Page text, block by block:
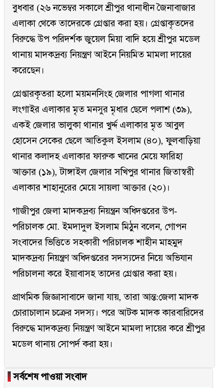
বুধবার (২৬ নভেম্বর সকালে শ্রীপুর থানাধীন জৈনাবাজার
এলাকা থেকে তাদেরকে গ্রেপ্তার করা হয়। গ্রেপ্তাকৃতদের
বিরুদ্ধে উপ পরিদর্শক জুয়েল মিয়া বাদি হয়ে শ্রীপুর মডেল
থানায় মাদকদ্রব্য নিয়ন্ত্রণ আইনে নিয়মিত মামলা দায়ের
করেছেন।
গ্রেপ্তারকৃতরা হলো ময়মনসিংহ জেলার পাগলা থানার
লংগাইর এলাকার মৃত মনসুর মৃধার ছেলে পলাশ (৩৯),
একই জেলার ভালুকা থানার খুর্দ্দ এলাকার মৃত আবুল
হোসেন সেকের ছেলে আতিকুল ইসলাম (৪০), ফুলবাড়িয়া
থানার কলাদহ এলাকার ফারুক খানের মেয়ে ফারিহা
আক্তার (১৯), টাঙ্গাইল জেলার সখিপুর থানার জিতাস্বরী
এলাকার শাহানুরের মেয়ে সায়লা আক্তার (২০)।
গাজীপুর জেলা মাদকদ্রব্য নিয়ন্ত্রন অধিদপ্তরের উপ-
পরিচালক মো. ইমদাদুল ইসলাম মিঠুন বলেন, গোপন
সংবাদের ভিত্তিতে সহকারী পরিচালক শাহীন মাহমুদ
মাদকদ্রব্য নিয়ন্ত্রণ অধিদপ্তরের সদস্যদের নিয়ে অভিযান
পরিচালনা করে ইয়াবাসহ তাদের গ্রেপ্তার করা হয়।
প্রাথমিক জিজ্ঞাসাবাদে জানা যায়, তারা আন্ত:জেলা মাদক
চোরাচালান চক্রের সদস্য। পরে আটক মাদক কারবারিদের
বিরুদ্ধে মাদকদ্রব্য নিয়ন্ত্রণ আইনে মামলা দায়ের করে শ্রীপুর
মডেল থানায় সোপর্দ করা হয়।
▐সর্বশেষ পাওয়া সংবাদ